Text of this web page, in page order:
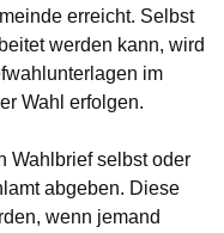
erreicht. Selbst
werden kann, wird
im
Wahl erfolgen.
Wahlbrief selbst oder
abgeben. Diese
wenn jemand